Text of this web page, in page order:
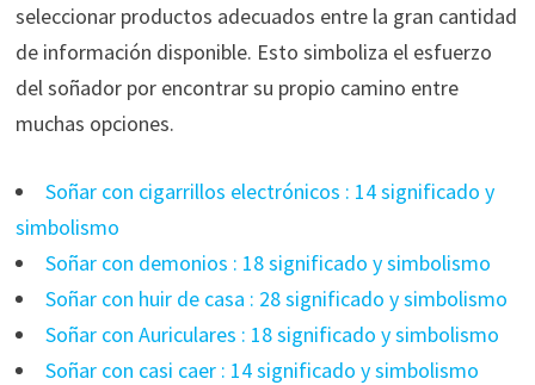
seleccionar productos adecuados entre la gran cantidad
de información disponible. Esto simboliza el esfuerzo
del soñador por encontrar su propio camino entre
muchas opciones.
Soñar con cigarrillos electrónicos : 14 significado y
simbolismo
Soñar con demonios : 18 significado y simbolismo
Soñar con huir de casa : 28 significado y simbolismo
Soñar con Auriculares : 18 significado y simbolismo
Soñar con casi caer : 14 significado y simbolismo